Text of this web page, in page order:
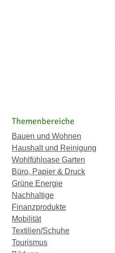
Themenbereiche
Bauen und Wohnen
Haushalt und Reinigung
Wohlfühloase Garten
Büro, Papier & Druck
Grüne Energie
Nachhaltige
Finanzprodukte
Mobilität
Textilien/Schuhe
Tourismus